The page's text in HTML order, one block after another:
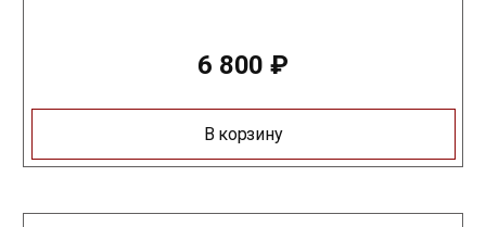
6 800 ₽
В корзину